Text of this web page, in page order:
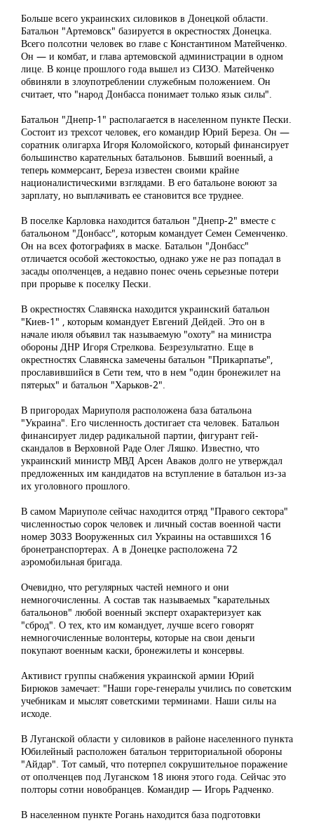
Больше всего украинских силовиков в Донецкой области.
Батальон "Артемовск" базируется в окрестностях Донецка.
Всего полсотни человек во главе с Константином Матейченко.
Он — и комбат, и глава артемовской администрации в одном
лице. В конце прошлого года вышел из СИЗО. Матейченко
обвиняли в злоупотреблении служебным положением. Он
считает, что "народ Донбасса понимает только язык силы".
Батальон "Днепр-1" располагается в населенном пункте Пески.
Состоит из трехсот человек, его командир Юрий Береза. Он —
соратник олигарха Игоря Коломойского, который финансирует
большинство карательных батальонов. Бывший военный, а
теперь коммерсант, Береза известен своими крайне
националистическими взглядами. В его батальоне воюют за
зарплату, но выплачивать ее становится все труднее.
В поселке Карловка находится батальон "Днепр-2" вместе с
батальоном "Донбасс", которым командует Семен Семенченко.
Он на всех фотографиях в маске. Батальон "Донбасс"
отличается особой жестокостью, однако уже не раз попадал в
засады ополченцев, а недавно понес очень серьезные потери
при прорыве к поселку Пески.
В окрестностях Славянска находится украинский батальон
"Киев-1" , которым командует Евгений Дейдей. Это он в
начале июля объявил так называемую "охоту" на министра
обороны ДНР Игоря Стрелкова. Безрезультатно. Еще в
окрестностях Славянска замечены батальон "Прикарпатье",
прославившийся в Сети тем, что в нем "один бронежилет на
пятерых" и батальон "Харьков-2".
В пригородах Мариуполя расположена база батальона
"Украина". Его численность достигает ста человек. Батальон
финансирует лидер радикальной партии, фигурант гей-
скандалов в Верховной Раде Олег Ляшко. Известно, что
украинский министр МВД Арсен Аваков долго не утверждал
предложенных им кандидатов на вступление в батальон из-за
их уголовного прошлого.
В самом Мариуполе сейчас находится отряд "Правого сектора"
численностью сорок человек и личный состав военной части
номер 3033 Вооруженных сил Украины на оставшихся 16
бронетранспортерах. А в Донецке расположена 72
аэромобильная бригада.
Очевидно, что регулярных частей немного и они
немногочисленны. А состав так называемых "карательных
батальонов" любой военный эксперт охарактеризует как
"сброд". О тех, кто им командует, лучше всего говорят
немногочисленные волонтеры, которые на свои деньги
покупают военным каски, бронежилеты и консервы.
Активист группы снабжения украинской армии Юрий
Бирюков замечает: "Наши горе-генералы учились по советским
учебникам и мыслят советскими терминами. Наши силы на
исходе.
В Луганской области у силовиков в районе населенного пункта
Юбилейный расположен батальон территориальной обороны
"Айдар". Тот самый, что потерпел сокрушительное поражение
от ополченцев под Луганском 18 июня этого года. Сейчас это
полторы сотни новобранцев. Командир — Игорь Радченко.
В населенном пункте Рогань находится база подготовки